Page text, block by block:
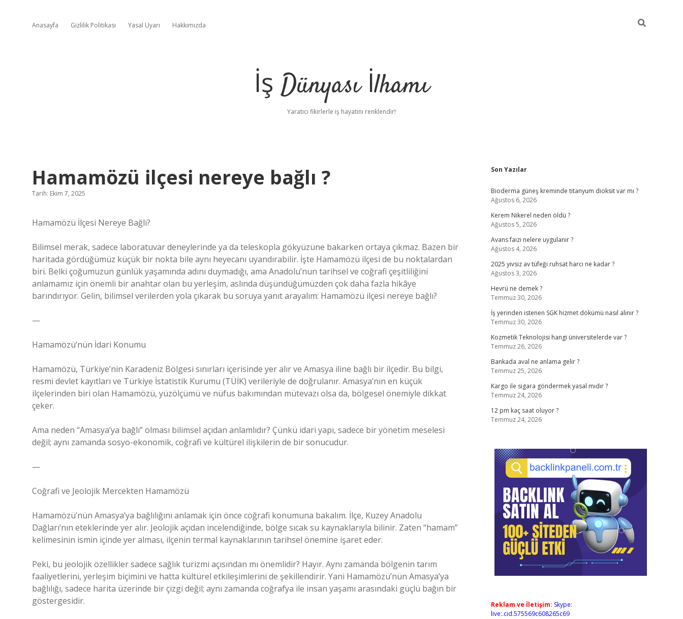
Anasayfa Gizlilik Politikası Yasal Uyarı Hakkımızda
İş Dünyası İlhamı
Yaratıcı fikirlerle iş hayatını renklendir!
Hamamözü ilçesi nereye bağlı ?
Tarih: Ekim 7, 2025
Hamamözü İlçesi Nereye Bağlı?
Bilimsel merak, sadece laboratuvar deneylerinde ya da teleskopla gökyüzüne bakarken ortaya çıkmaz. Bazen bir
haritada gördüğümüz küçük bir nokta bile aynı heyecanı uyandırabilir. İşte Hamamözü ilçesi de bu noktalardan
biri. Belki çoğumuzun günlük yaşamında adını duymadığı, ama Anadolu’nun tarihsel ve coğrafi çeşitliliğini
anlamamız için önemli bir anahtar olan bu yerleşim, aslında düşündüğümüzden çok daha fazla hikâye
barındırıyor. Gelin, bilimsel verilerden yola çıkarak bu soruya yanıt arayalım: Hamamözü ilçesi nereye bağlı?
—
Hamamözü’nün İdari Konumu
Hamamözü, Türkiye’nin Karadeniz Bölgesi sınırları içerisinde yer alır ve Amasya iline bağlı bir ilçedir. Bu bilgi,
resmi devlet kayıtları ve Türkiye İstatistik Kurumu (TÜİK) verileriyle de doğrulanır. Amasya’nın en küçük
ilçelerinden biri olan Hamamözü, yüzölçümü ve nüfus bakımından mütevazı olsa da, bölgesel önemiyle dikkat
çeker.
Ama neden “Amasya’ya bağlı” olması bilimsel açıdan anlamlıdır? Çünkü idari yapı, sadece bir yönetim meselesi
değil; aynı zamanda sosyo-ekonomik, coğrafi ve kültürel ilişkilerin de bir sonucudur.
—
Coğrafi ve Jeolojik Mercekten Hamamözü
Hamamözü’nün Amasya’ya bağlılığını anlamak için önce coğrafi konumuna bakalım. İlçe, Kuzey Anadolu
Dağları’nın eteklerinde yer alır. Jeolojik açıdan incelendiğinde, bölge sıcak su kaynaklarıyla bilinir. Zaten “hamam”
kelimesinin ismin içinde yer alması, ilçenin termal kaynaklarının tarihsel önemine işaret eder.
Peki, bu jeolojik özellikler sadece sağlık turizmi açısından mı önemlidir? Hayır. Aynı zamanda bölgenin tarım
faaliyetlerini, yerleşim biçimini ve hatta kültürel etkileşimlerini de şekillendirir. Yani Hamamözü’nün Amasya’ya
bağlılığı, sadece harita üzerinde bir çizgi değil; aynı zamanda coğrafya ile insan yaşamı arasındaki güçlü bağın bir
göstergesidir.
Sidebar
Son Yazılar
Bioderma güneş kreminde titanyum dioksit var mı ?
Ağustos 6, 2026
Kerem Nikerel neden öldü ?
Ağustos 5, 2026
Avans faizi nelere uygulanır ?
Ağustos 4, 2026
2025 yivsiz av tüfeği ruhsat harcı ne kadar ?
Ağustos 3, 2026
Hevrü ne demek ?
Temmuz 30, 2026
İş yerinden istenen SGK hizmet dökümü nasıl alınır ?
Temmuz 30, 2026
Kozmetik Teknolojisi hangi üniversitelerde var ?
Temmuz 26, 2026
Bankada aval ne anlama gelir ?
Temmuz 25, 2026
Kargo ile sigara göndermek yasal mıdır ?
Temmuz 24, 2026
12 pm kaç saat oluyor ?
Temmuz 24, 2026
Reklam ve İletişim: Skype:
live:.cid.575569c608265c69